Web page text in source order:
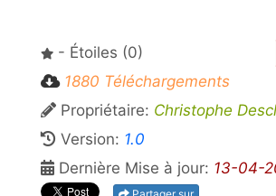
- Étoiles (0)
1880 Téléchargements
Propriétaire: Christophe
Version: 1.0
Dernière Mise à jour: 13-04-